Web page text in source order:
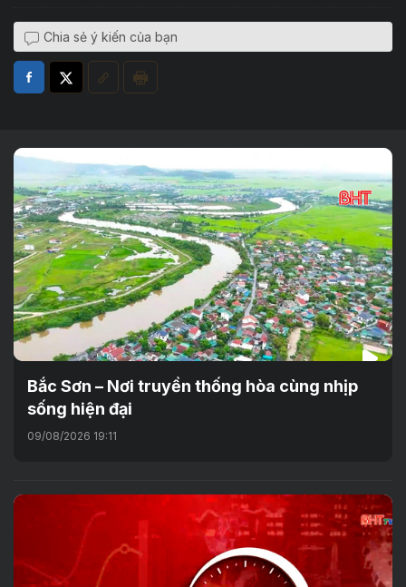
Chia sẻ ý kiến của bạn
Bắc Sơn – Nơi truyền thống hòa cùng nhịp
sống hiện đại
09/08/2026 19:11